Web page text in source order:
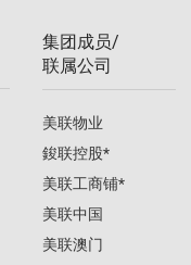
集团成员/
联属公司
美联物业
鋑联控股*
美联工商铺*
美联中国
美联澳门